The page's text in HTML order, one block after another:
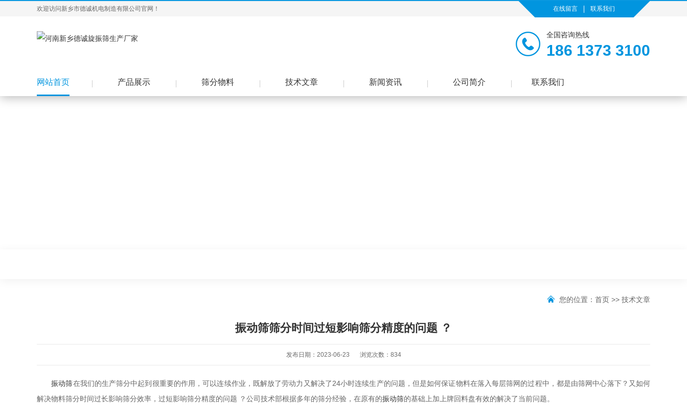
欢迎访问新乡市德诚机电制造有限公司官网！ 在线留言 联系我们
全国咨询热线
186 1373 3100
网站首页 产品展示 筛分物料 技术文章 新闻资讯 公司简介 联系我们
您的位置： 首页 >> 技术文章
振动筛筛分时间过短影响筛分精度的问题 ？
发布日期：2023-06-23 浏览次数：834
振动筛在我们的生产筛分中起到很重要的作用，可以连续作业，既解放了劳动力又解决了24小时连续生产的问题，但是如何保证物料在落入每层筛网的过程中，都是由筛网中心落下？又如何
解决物料筛分时间过长影响筛分效率，过短影响筛分精度的问题 ？公司技术部根据多年的筛分经验，在原有的振动筛的基础上加上牌回料盘有效的解决了当前问题。